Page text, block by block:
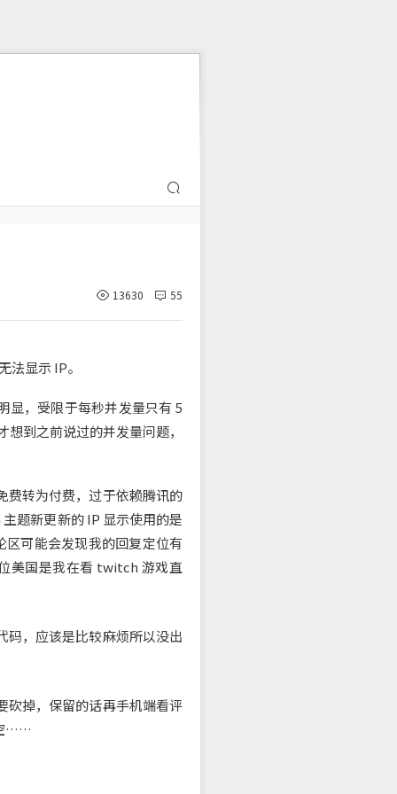
13630 55
显示 IP。
显，受限于每秒并发量只有 5
到之前说过的并发量问题，
费转为付费，过于依赖腾讯的
题新更新的 IP 显示使用的是
可能会发现我的回复定位有
美国是我在看 twitch 游戏直
码，应该是比较麻烦所以没出
砍掉，保留的话再手机端看评
……